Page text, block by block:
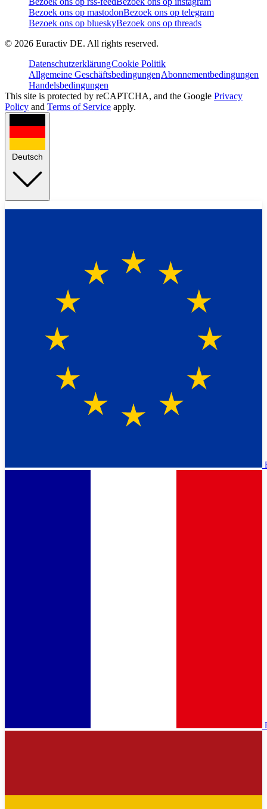
Bezoek ons op mastodonBezoek ons op telegram
Bezoek ons op blueskyBezoek ons op threads
© 2026 Euractiv DE. All rights reserved.
DatenschutzerklärungCookie Politik
Allgemeine GeschäftsbedingungenAbonnementbedingungen
Handelsbedingungen
This site is protected by reCAPTCHA, and the Google Privacy
Policy and Terms of Service apply.
Deutsch